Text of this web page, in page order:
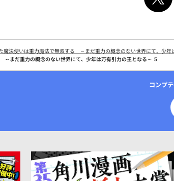
魔法使いは重力魔法で無双する ～まだ重力の概念のない世界にて、少年
まだ重力の概念のない世界にて、少年は万有引力の王となる～ ５
コンプ